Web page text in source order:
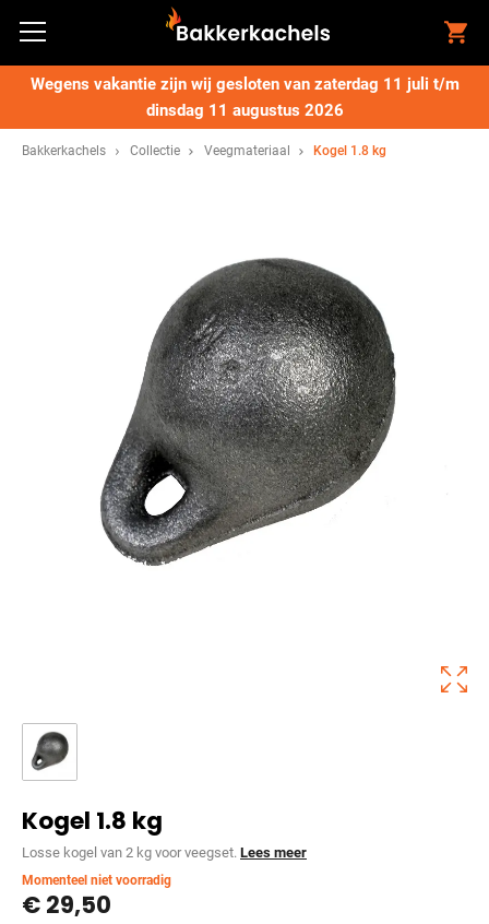
Wegens vakantie zijn wij gesloten van zaterdag 11 juli t/m
dinsdag 11 augustus 2026
Bakkerkachels Collectie Veegmateriaal Kogel 1.8 kg
Kogel 1.8 kg
Losse kogel van 2 kg voor veegset. Lees meer
Momenteel niet voorradig
€29,50